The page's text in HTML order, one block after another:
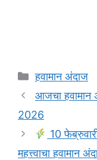
Categories
हवामान अंदाज
आजचा हवामान
2026
10
महत्त्वाचा हवामान